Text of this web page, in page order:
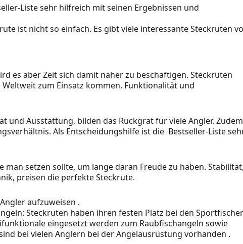
Liste sehr hilfreich mit seinen Ergebnissen und
ist nicht so einfach. Es gibt viele interessante Steckruten
es aber Zeit sich damit näher zu beschäftigen. Steckruten
zum Einsatz kommen. Funktionalität und
und Ausstattung, bilden das Rückgrat für viele Angler. Zudem
Als Entscheidungshilfe ist die Bestseller-Liste
setzen sollte, um lange daran Freude zu haben. Stabilität,
preisen die perfekte Steckrute.
aufzuweisen .
Steckruten haben ihren festen Platz bei den
eingesetzt werden zum Raubfischangeln sowie
bei vielen Anglern bei der Angelausrüstung vorhanden .